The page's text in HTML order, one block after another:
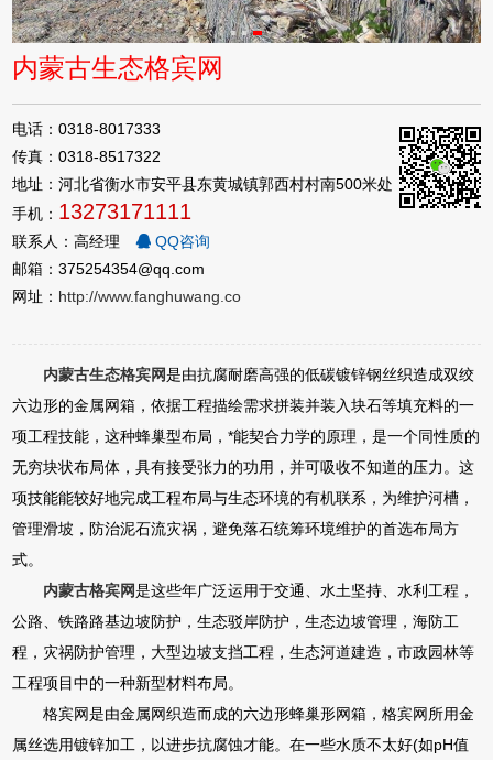
内蒙古生态格宾网
电话：0318-8017333
传真：0318-8517322
地址：河北省衡水市安平县东黄城镇郭西村村南500米处
手机： 13273171111
联系人：高经理
QQ咨询
邮箱：375254354@qq.com
网址： http://www.fanghuwang.co
内蒙古生态格宾网是由抗腐耐磨高强的低碳镀锌钢丝织造成双绞
六边形的金属网箱，依据工程描绘需求拼装并装入块石等填充料的一
项工程技能，这种蜂巢型布局，*能契合力学的原理，是一个同性质的
无穷块状布局体，具有接受张力的功用，并可吸收不知道的压力。这
项技能能较好地完成工程布局与生态环境的有机联系，为维护河槽，
管理滑坡，防治泥石流灾祸，避免落石统筹环境维护的首选布局方
式。
内蒙古格宾网是这些年广泛运用于交通、水土坚持、水利工程，
公路、铁路路基边坡防护，生态驳岸防护，生态边坡管理，海防工
程，灾祸防护管理，大型边坡支挡工程，生态河道建造，市政园林等
工程项目中的一种新型材料布局。
格宾网是由金属网织造而成的六边形蜂巢形网箱，格宾网所用金
属丝选用镀锌加工，以进步抗腐蚀才能。在一些水质不太好(如pH值